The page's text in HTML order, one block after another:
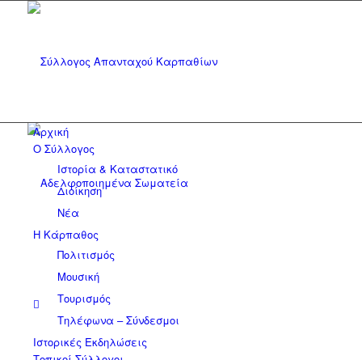
Αρχική
Ο Σύλλογος
Ιστορία & Καταστατικό
Διοίκηση
Νέα
Η Κάρπαθος
Πολιτισμός
Μουσική
Τουρισμός
Τηλέφωνα – Σύνδεσμοι
Ιστορικές Εκδηλώσεις